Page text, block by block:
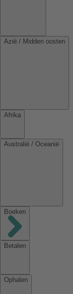
Azië / Midden oosten
Afrika
Australië / Oceanië
Boeken
Betalen
Ophalen